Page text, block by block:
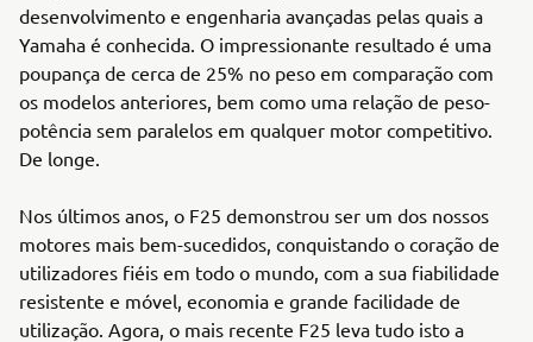
desenvolvimento e engenharia avançadas pelas quais a
Yamaha é conhecida. O impressionante resultado é uma
poupança de cerca de 25% no peso em comparação com
os modelos anteriores, bem como uma relação de peso-
potência sem paralelos em qualquer motor competitivo.
De longe.
Nos últimos anos, o F25 demonstrou ser um dos nossos
motores mais bem-sucedidos, conquistando o coração de
utilizadores fiéis em todo o mundo, com a sua fiabilidade
resistente e móvel, economia e grande facilidade de
utilização. Agora, o mais recente F25 leva tudo isto a